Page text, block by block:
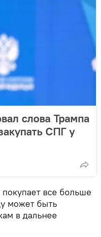
слова Трампа
СПГ у
все больше
может быть
в дальнее